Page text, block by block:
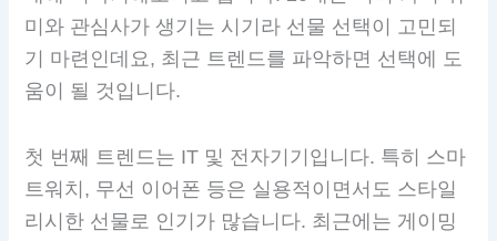
미와 관심사가 생기는 시기라 선물 선택이 고민되
기 마련인데요, 최근 트렌드를 파악하면 선택에 도
움이 될 것입니다.
첫 번째 트렌드는 IT 및 전자기기입니다. 특히 스마
트워치, 무선 이어폰 등은 실용적이면서도 스타일
리시한 선물로 인기가 많습니다. 최근에는 게이밍